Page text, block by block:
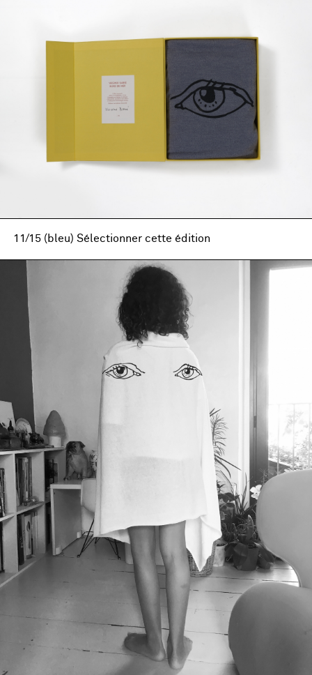
11/15 (bleu) Sélectionner cette édition